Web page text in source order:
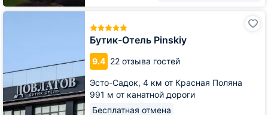
Бутик-Отель Pinskiy
9.4 22 отзыва гостей
Эсто-Садок, 4 км от Красная Поляна
991 м от канатной дороги
Бесплатная отмена
Бутик-